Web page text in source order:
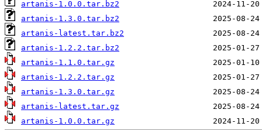
artanis-1.0.0.tar.bz2
artanis-1.3.0.tar.bz2
artanis-latest.tar.bz2
artanis-1.2.2.tar.bz2
artanis-1.1.0.tar.gz
artanis-1.2.2.tar.gz
artanis-1.3.0.tar.gz
artanis-latest.tar.gz
artanis-1.0.0.tar.gz